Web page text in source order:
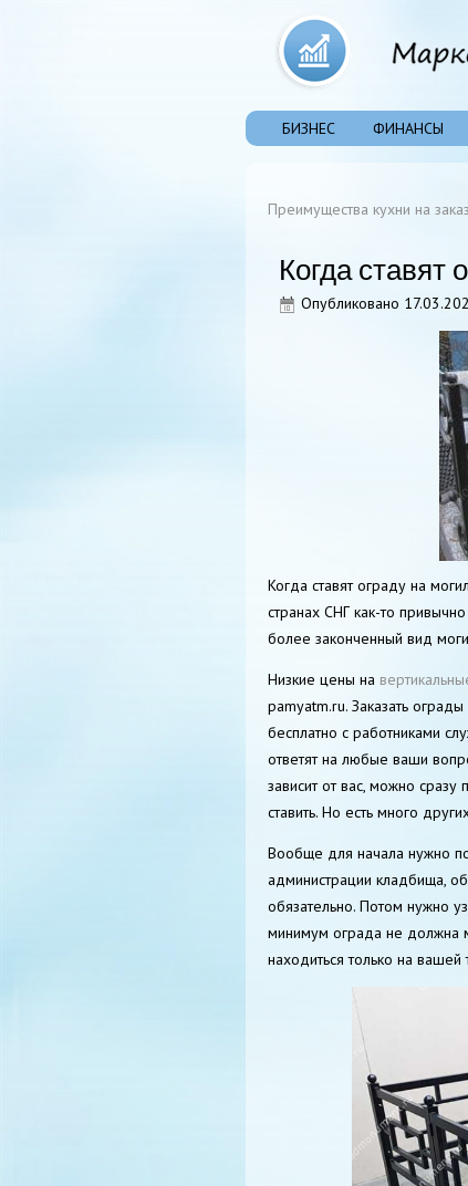
БИЗНЕС ФИНАНСЫ
Преимущества кухни на заказ
Когда ставят
Опубликовано
Когда ставят ограду на
странах СНГ как-то
более законченный вид
Низкие цены на
pamyatm.ru. Заказать
бесплатно с работниками
ответят на любые ваши
зависит от вас, можно
ставить. Но есть много
Вообще для начала нужно
администрации кладбища,
обязательно. Потом нужно
минимум ограда не должна
находиться только на